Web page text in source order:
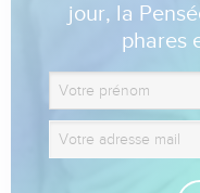
jour, la
phares